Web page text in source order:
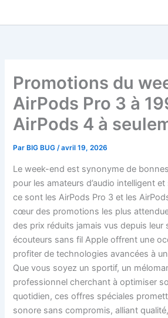
Promotions du
AirPods Pro 3 à
AirPods 4 à
Par BIG BUG/avril 19, 2026
Le week-end est synonyme de
pour les amateurs d’audio intelligent
ce sont les AirPods Pro 3 et les
cœur des promotions les plus
des prix réduits jamais vus depuis leur
écouteurs sans fil Apple offrent une
profiter de technologies avancées à
Que vous soyez un sportif, un
professionnel cherchant à optimiser
quotidien, ces offres spéciales
sonore sans compromis, alliant